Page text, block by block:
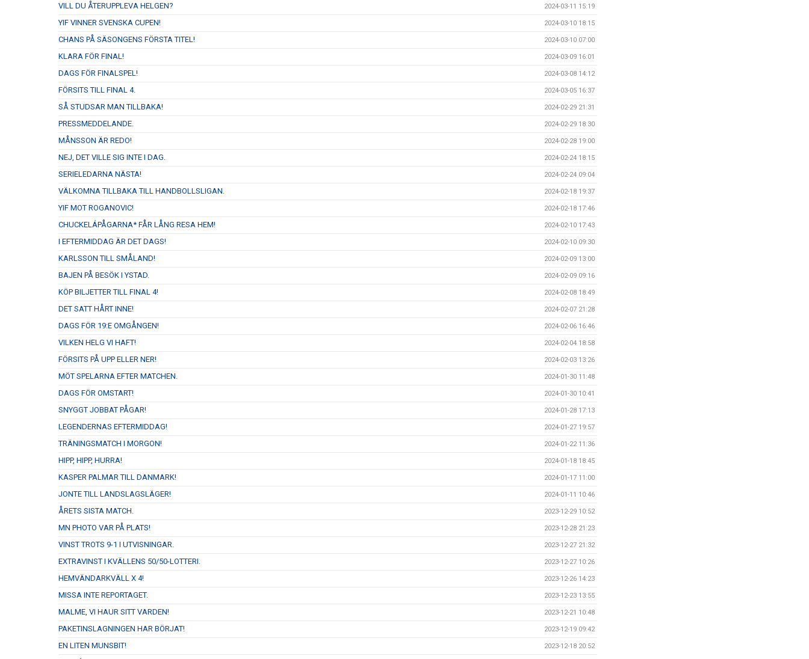
VILL DU ÅTERUPPLEVA HELGEN? 2024-03-11 15:19
YIF VINNER SVENSKA CUPEN! 2024-03-10 18:15
CHANS PÅ SÄSONGENS FÖRSTA TITEL! 2024-03-10 07:00
KLARA FÖR FINAL! 2024-03-09 16:01
DAGS FÖR FINALSPEL! 2024-03-08 14:12
FÖRSITS TILL FINAL 4. 2024-03-05 16:37
SÅ STUDSAR MAN TILLBAKA! 2024-02-29 21:31
PRESSMEDDELANDE. 2024-02-29 18:30
MÅNSSON ÄR REDO! 2024-02-28 19:00
NEJ, DET VILLE SIG INTE I DAG. 2024-02-24 18:15
SERIELEDARNA NÄSTA! 2024-02-24 09:04
VÄLKOMNA TILLBAKA TILL HANDBOLLSLIGAN. 2024-02-18 19:37
YIF MOT ROGANOVIC! 2024-02-18 17:46
CHUCKELÁPÅGARNA* FÅR LÅNG RESA HEM! 2024-02-10 17:43
I EFTERMIDDAG ÄR DET DAGS! 2024-02-10 09:30
KARLSSON TILL SMÅLAND! 2024-02-09 13:00
BAJEN PÅ BESÖK I YSTAD. 2024-02-09 09:16
KÖP BILJETTER TILL FINAL 4! 2024-02-08 18:49
DET SATT HÅRT INNE! 2024-02-07 21:28
DAGS FÖR 19:E OMGÅNGEN! 2024-02-06 16:46
VILKEN HELG VI HAFT! 2024-02-04 18:58
FÖRSITS PÅ UPP ELLER NER! 2024-02-03 13:26
MÖT SPELARNA EFTER MATCHEN. 2024-01-30 11:48
DAGS FÖR OMSTART! 2024-01-30 10:41
SNYGGT JOBBAT PÅGAR! 2024-01-28 17:13
LEGENDERNAS EFTERMIDDAG! 2024-01-27 19:57
TRÄNINGSMATCH I MORGON! 2024-01-22 11:36
HIPP, HIPP, HURRA! 2024-01-18 18:45
KASPER PALMAR TILL DANMARK! 2024-01-17 11:00
JONTE TILL LANDSLAGSLÄGER! 2024-01-11 10:46
ÅRETS SISTA MATCH. 2023-12-29 10:52
MN PHOTO VAR PÅ PLATS! 2023-12-28 21:23
VINST TROTS 9-1 I UTVISNINGAR. 2023-12-27 21:32
EXTRAVINST I KVÄLLENS 50/50-LOTTERI. 2023-12-27 10:26
HEMVÄNDARKVÄLL X 4! 2023-12-26 14:23
MISSA INTE REPORTAGET. 2023-12-23 13:55
MALME, VI HAUR SITT VARDEN! 2023-12-21 10:48
PAKETINSLAGNINGEN HAR BÖRJAT! 2023-12-19 09:42
EN LITEN MUNSBIT! 2023-12-18 20:52